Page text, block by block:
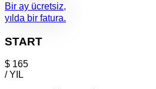
Bir ay ücretsiz,
yılda bir fatura.
START
$ 165
/ YIL